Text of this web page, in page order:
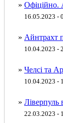
» Офіційно.
16.05.2023 -
» Айнтрахт
10.04.2023 -
» Челсі та
10.04.2023 -
» Ліверпуль
22.03.2023 -